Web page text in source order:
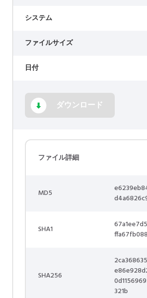
システム
ファイルサイズ
日付
ダウンロード
ファイル詳細
MD5
SHA1
SHA256
321b